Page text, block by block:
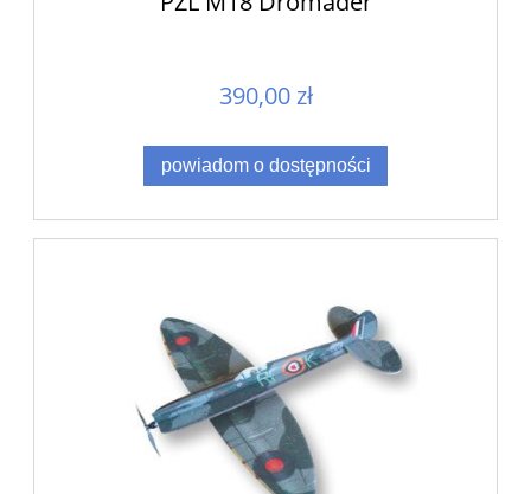
390,00 zł
powiadom o dostępności